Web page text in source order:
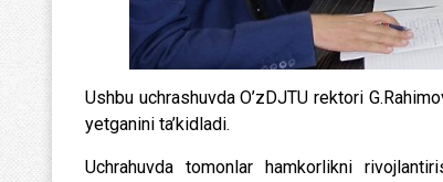
Ushbu uchrashuvda O’zDJTU rektori
yetganini ta’kidladi.
Uchrahuvda tomonlar hamkorlikni